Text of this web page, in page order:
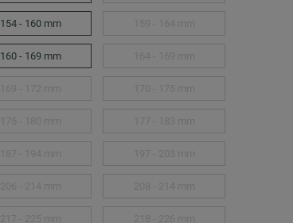
154 - 160 mm
160 - 169 mm